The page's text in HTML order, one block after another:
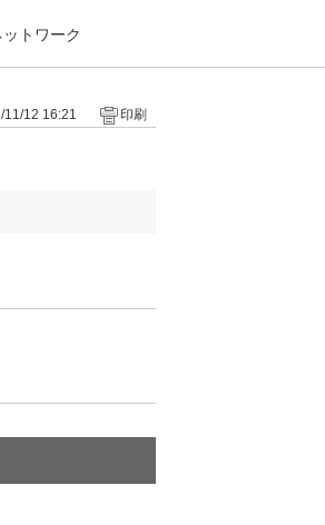
ットワーク
11/12 16:21 印刷